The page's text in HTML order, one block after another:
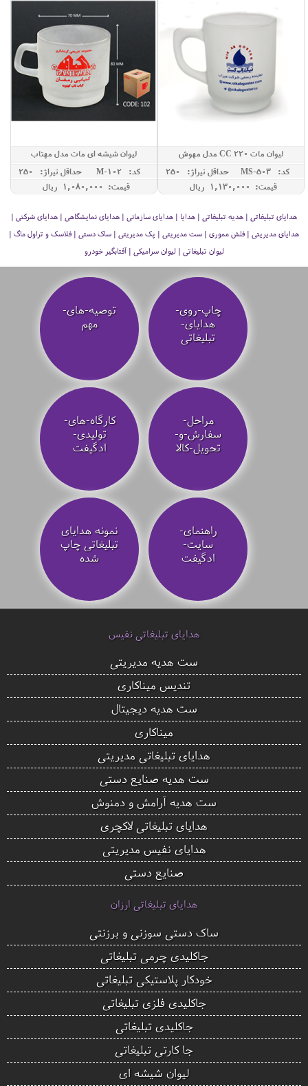
لیوان مات 220 CC مدل مهوش
کد: MS-503
حداقل تيراژ: 250
قیمت: 1,130,000 ريال
لیوان شیشه ای مات مدل مهتاب
کد: M-102
حداقل تيراژ: 250
قیمت: 1,080,000 ريال
هدایای تبلیغاتی | هدیه تبلیغاتی | هدایا | هدایای سازمانی | هدایای نمایشگاهی | هدایای شرکتی |
هدایای مدیریتی | فلش مموری | ست مدیریتی | پک مدیریتی | ساک دستی | فلاسک و تراول ماگ |
لیوان تبلیغاتی | لیوان سرامیکی | آفتابگیر خودرو
چاپ-روی-
هدایای-
تبلیغاتی
توصیه‌-های-
مهم
مراحل-
سفارش-و-
تحویل-کالا
کارگاه-های-
تولیدی-
ادگیفت
راهنمای-
سایت-
ادگیفت
نمونه هدایای
تبلیغاتی چاپ
شده
هدایای تبلیغاتی نفیس
ست هدیه مدیریتی
تندیس میناکاری
ست هدیه دیجیتال
میناکاری
هدایای تبلیغاتی مدیریتی
ست هدیه صنایع دستی
ست هدیه آرامش و دمنوش
هدایای تبلیغاتی لاکچری
هدایای نفیس مدیریتی
صنایع دستی
هدایای تبلیغاتی ارزان
ساک دستی سوزنی و برزنتی
جاکلیدی چرمی تبلیغاتی
خودکار پلاستیکی تبلیغاتی
جاکلیدی فلزی تبلیغاتی
جاکلیدی تبلیغاتی
جا کارتی تبلیغاتی
لیوان شیشه ای